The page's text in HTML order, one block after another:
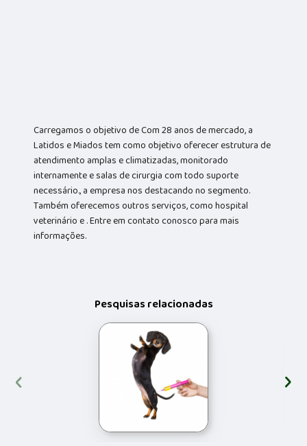
Carregamos o objetivo de Com 28 anos de mercado, a
Latidos e Miados tem como objetivo oferecer estrutura de
atendimento amplas e climatizadas, monitorado
internamente e salas de cirurgia com todo suporte
necessário., a empresa nos destacando no segmento.
Também oferecemos outros serviços, como hospital
veterinário e . Entre em contato conosco para mais
informações.
Pesquisas relacionadas
‹ ›